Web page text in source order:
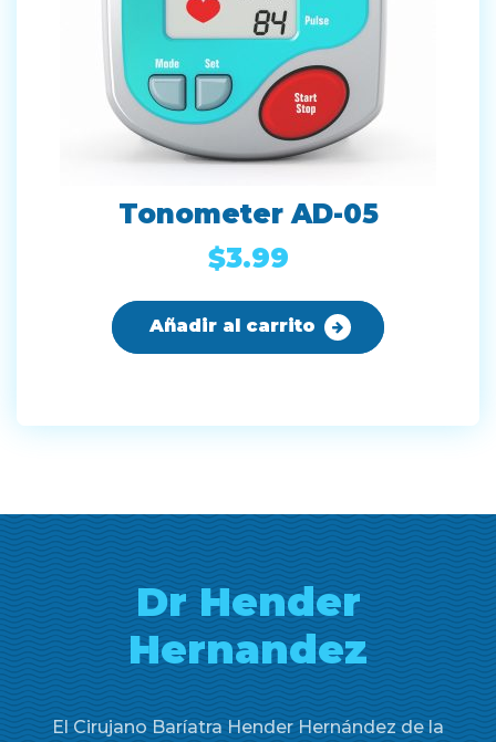
Tonometer AD-05
$3.99
Añadir al carrito
Dr Hender
Hernandez
El Cirujano Baríatra Hender Hernández de la